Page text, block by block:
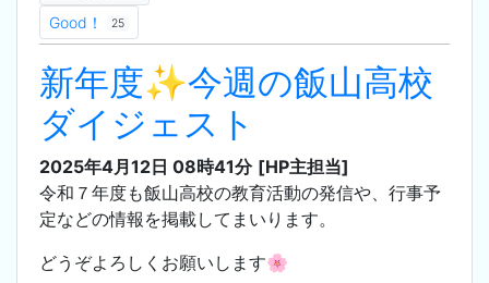
Good！
25
新年度✨今週の飯山高校
ダイジェスト
2025年4月12日 08時41分 [HP主担当]
令和７年度も飯山高校の教育活動の発信や、行事予
定などの情報を掲載してまいります。
どうぞよろしくお願いします🌸